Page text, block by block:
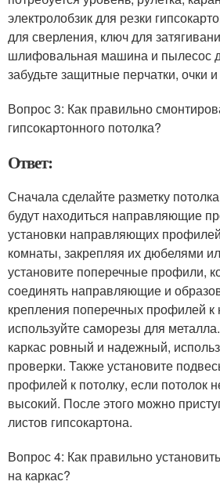
электролобзик для резки
для сверления, ключ для
шлифовальная машина и пылесос
забудьте защитные перчатки, очки
Вопрос 3: Как правильно
гипсокартонного потолка?
Ответ:
Сначала сделайте разметку
будут находиться направляющие
установки направляющих
комнаты, закрепляя их дюбелями
установите поперечные профили,
соединять направляющие и
крепления поперечных профилей
используйте саморезы для
каркас ровный и надежный,
проверки. Также установите
профилей к потолку, если потолок
высокий. После этого можно
листов гипсокартона.
Вопрос 4: Как правильно
на каркас?